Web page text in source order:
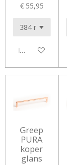
€ 55,95
In winkelwagen
Greep
PURA
koper
glans